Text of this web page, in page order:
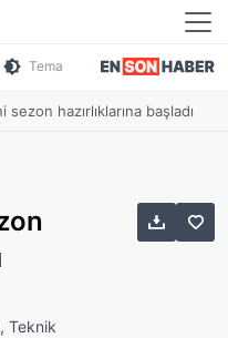
Tema
hazırlıklarına başladı
Teknik